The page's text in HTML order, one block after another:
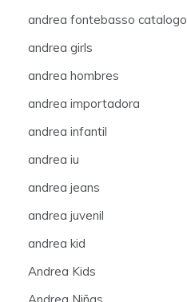
andrea fontebasso catalogo
andrea girls
andrea hombres
andrea importadora
andrea infantil
andrea iu
andrea jeans
andrea juvenil
andrea kid
Andrea Kids
Andrea Niñas